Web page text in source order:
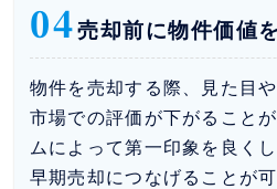
04売却前に物件価値
物件を売却する際、見た目
市場での評価が下がること
ムによって第一印象を良く
早期売却につなげることが可